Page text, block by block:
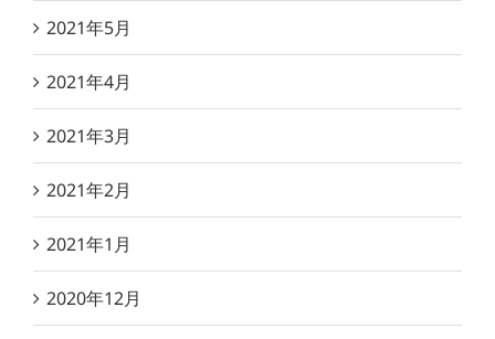
2021年5月
2021年4月
2021年3月
2021年2月
2021年1月
2020年12月